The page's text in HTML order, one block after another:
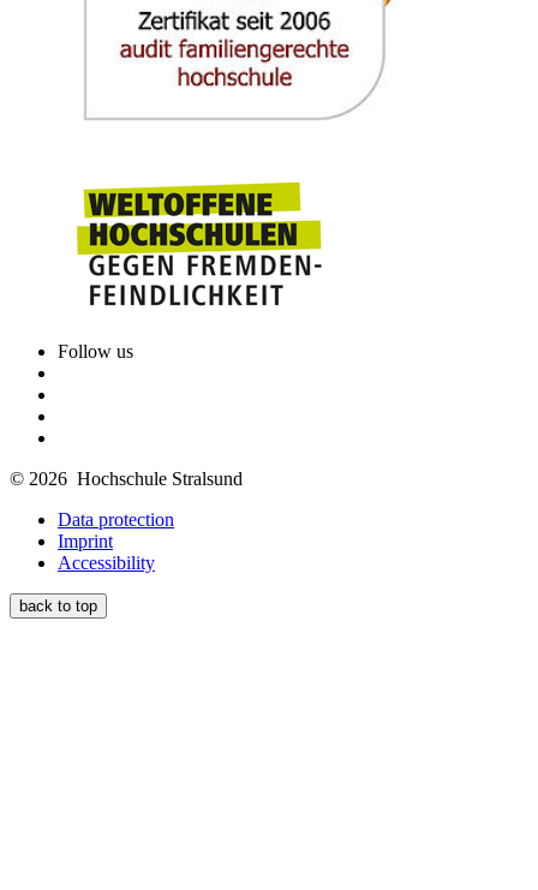
Follow us
© 2026 Hochschule Stralsund
Data protection
Imprint
Accessibility
back to top